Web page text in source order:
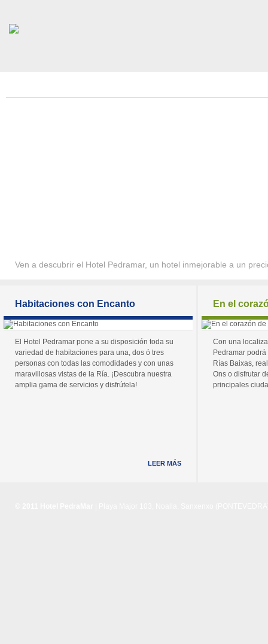
Ven a descubrir el Hotel Pedramar, un hotel inmejorable a un
Habitaciones con Encanto
El Hotel Pedramar pone a su disposición toda su
variedad de habitaciones para una, dos ó tres
personas con todas las comodidades y con unas
maravillosas vistas de la Ría. ¡Descubra nuestra
amplia gama de servicios y disfrútela!
LEER MÁS
En el
Con una
Pedramar
Rías Baixas,
Ons o disfrutar
principales